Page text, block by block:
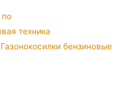
по
техника
Газонокосилки бензиновые